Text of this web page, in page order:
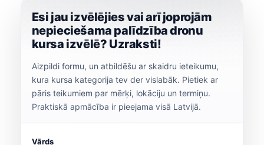
Esi jau izvēlējies vai arī joprojām
nepieciešama palīdzība dronu
kursa izvēlē? Uzraksti!
Aizpildi formu, un atbildēšu ar skaidru ieteikumu,
kura kursa kategorija tev der vislabāk. Pietiek ar
pāris teikumiem par mērķi, lokāciju un termiņu.
Praktiskā apmācība ir pieejama visā Latvijā.
Vārds